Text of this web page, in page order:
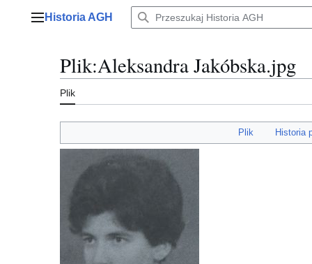
Menu główne
Historia AGH
Plik:Aleksandra Jakóbska.jpg
Plik
Plik Historia